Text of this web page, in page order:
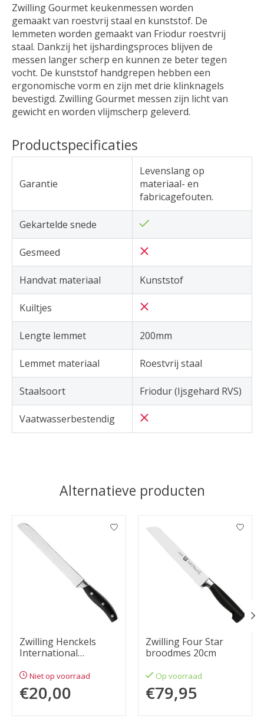
Zwilling Gourmet keukenmessen worden
gemaakt van roestvrij staal en kunststof. De
lemmeten worden gemaakt van Friodur roestvrij
staal. Dankzij het ijshardingsproces blijven de
messen langer scherp en kunnen ze beter tegen
vocht. De kunststof handgrepen hebben een
ergonomische vorm en zijn met drie klinknagels
bevestigd. Zwilling Gourmet messen zijn licht van
gewicht en worden vlijmscherp geleverd.
Productspecificaties
Garantie
Levenslang op
materiaal- en
fabricagefouten.
Gekartelde snede
Gesmeed
Handvat materiaal Kunststof
Kuiltjes
Lengte lemmet 200mm
Lemmet materiaal Roestvrij staal
Staalsoort Friodur (Ijsgehard RVS)
Vaatwasserbestendig
Alternatieve producten
Items van productcarrousel
Zwilling Henckels
International
Niet op voorraad
€20,00
Zwilling Four Star
broodmes 20cm
Op voorraad
€79,95